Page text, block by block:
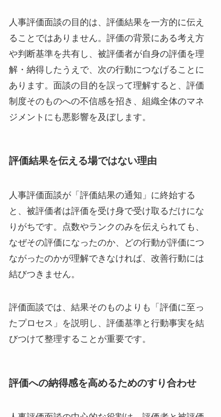
人事評価面談の目的は、評価結果を一方的に伝え
ることではありません。評価の背景にある考え方
や判断基準を共有し、被評価者が自身の評価を理
解・納得したうえで、次の行動につなげることに
あります。面談の目的を誤って理解すると、評価
制度そのものへの不信感を招き、組織全体のマネ
ジメントにも悪影響を及ぼします。
評価結果を伝える場ではない理由
人事評価面談が「評価結果の通知」に終始する
と、被評価者は評価を受け身で受け取るだけにな
りがちです。点数やランクのみを伝えられても、
なぜその評価になったのか、どの行動が評価につ
ながったのかが理解できなければ、改善行動には
結びつきません。
評価面談では、結果そのものよりも「評価に至っ
たプロセス」を説明し、評価基準と行動事実を結
びつけて整理することが重要です。
評価への納得感を高めるためのすり合わせ